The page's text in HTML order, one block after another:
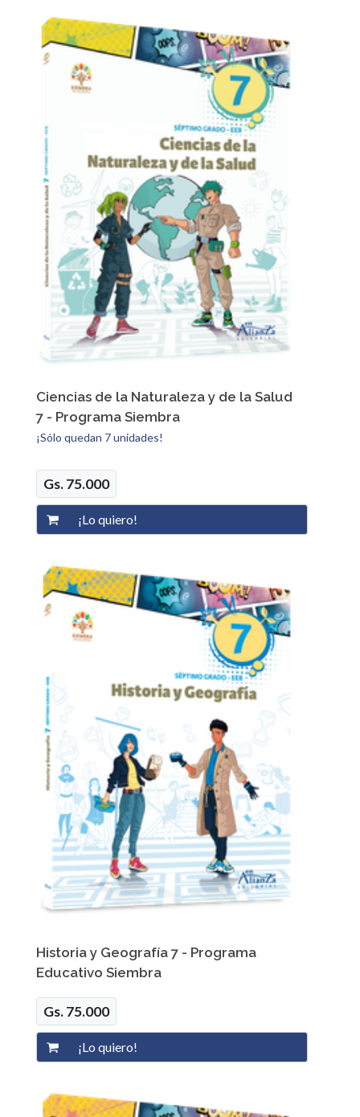
Ciencias de la Naturaleza y de la Salud
7 - Programa Siembra
¡Sólo quedan 7 unidades!
Gs. 75.000
Historia y Geografía 7 - Programa
Educativo Siembra
Gs. 75.000